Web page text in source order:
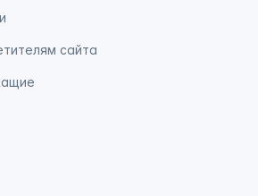
сайта